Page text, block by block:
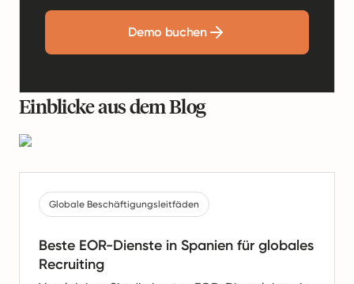
Demo buchen
Einblicke aus dem Blog
Globale Beschäftigungsleitfäden
Beste EOR-Dienste in Spanien für globales
Recruiting